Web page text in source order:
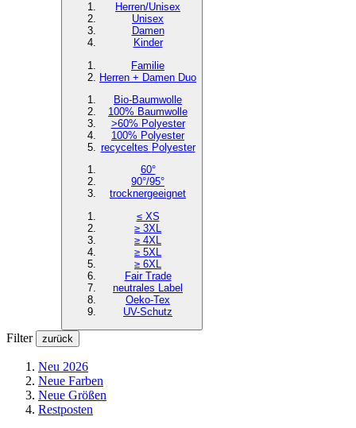
Herren/Unisex
Unisex
Damen
Kinder
Familie
Herren + Damen Duo
Bio-Baumwolle
100% Baumwolle
>60% Polyester
100% Polyester
recyceltes Polyester
60°
90°/95°
trocknergeeignet
≤ XS
≥ 3XL
≥ 4XL
≥ 5XL
≥ 6XL
Fair Trade
neutrales Label
Oeko-Tex
UV-Schutz
Filter zurück
Neu 2026
Neue Farben
Neue Größen
Restposten